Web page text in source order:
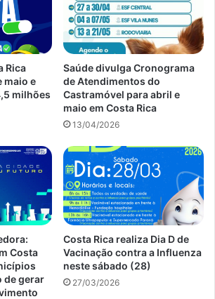
Rica
maio e
milhões
Saúde divulga Cronograma
de Atendimentos do
Castramóvel para abril e
maio em Costa Rica
13/04/2026
Costa
de gerar
Costa Rica realiza Dia D de
Vacinação contra a Influenza
neste sábado (28)
27/03/2026